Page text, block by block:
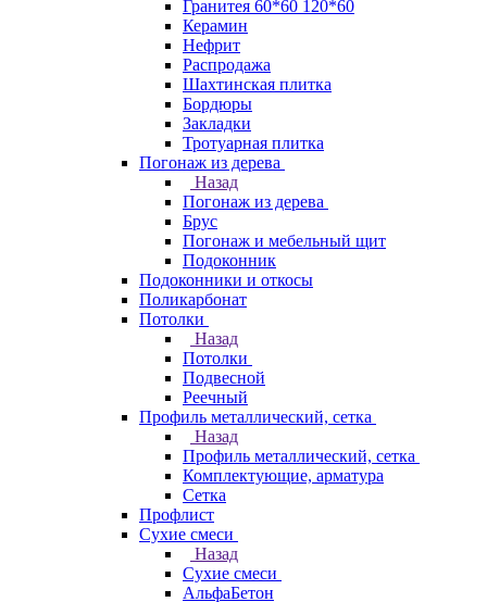
Гранитея 60*60 120*60
Керамин
Нефрит
Распродажа
Шахтинская плитка
Бордюры
Закладки
Тротуарная плитка
Погонаж из дерева
Назад
Погонаж из дерева
Брус
Погонаж и мебельный щит
Подоконник
Подоконники и откосы
Поликарбонат
Потолки
Назад
Потолки
Подвесной
Реечный
Профиль металлический, сетка
Назад
Профиль металлический, сетка
Комплектующие, арматура
Сетка
Профлист
Сухие смеси
Назад
Сухие смеси
АльфаБетон